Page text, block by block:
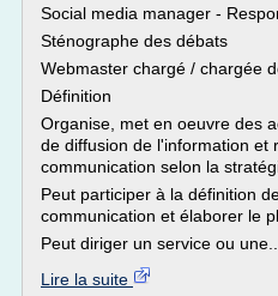
Social media manager -
Sténographe des débats
Webmaster chargé / chargée
Définition
Organise, met en oeuvre des
de diffusion de l'information et
communication selon la
Peut participer à la définition
communication et élaborer le
Peut diriger un service ou une...
Lire la suite